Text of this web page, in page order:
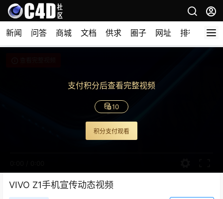
新闻 问答 商城 文档 供求 圈子 网址 排行榜
支付积分后查看完整视频
10
积分支付观看
VIVO Z1手机宣传动态视频